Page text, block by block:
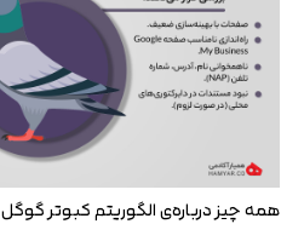
همه چیز درباره‌ی الگوریتم کبوتر گوگل